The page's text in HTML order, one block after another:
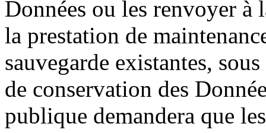
Données ou les renvoyer à
la prestation de
sauvegarde existantes,
de conservation des
publique demandera que